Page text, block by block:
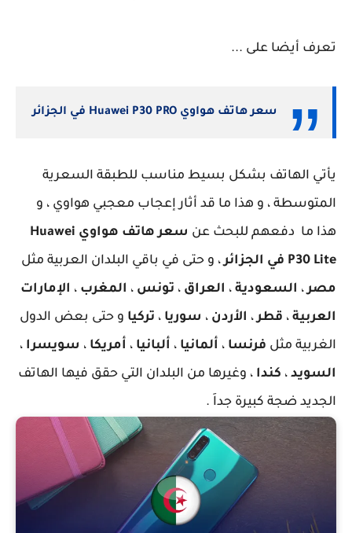
تعرف أيضا على ...
سعر هاتف هواوي Huawei P30 PRO في الجزائر
يأتي الهاتف بشكل بسيط مناسب للطبقة السعرية
المتوسطة ، و هذا ما قد أثار إعجاب معجبي هواوي ، و
هذا ما دفعهم للبحث عن
سعر هاتف هواوي Huawei
P30 Lite في الجزائر
، و حتى في باقي البلدان العربية مثل
مصر، السعودية ، العراق ، تونس ، المغرب ، الإمارات
العربية ، قطر، الأردن ، سوريا ، تركيا و حتى بعض الدول
الغربية مثل فرنسا ، ألمانيا ، ألبانيا ، أمريكا ، سويسرا ،
السويد ، كندا ، وغيرها من البلدان التي حقق فيها الهاتف
الجديد ضجة كبيرة جداَ .